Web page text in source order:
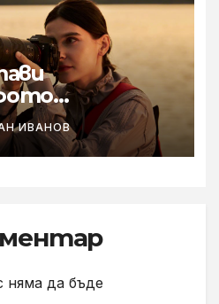
FE 100–400
ИВАНОВ
няма да бъде